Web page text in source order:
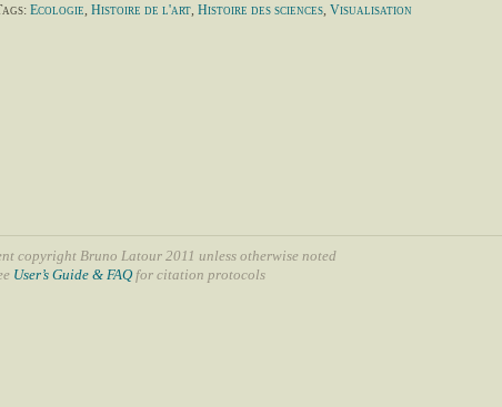
Ecologie, Histoire de l'art, Histoire des sciences, Visualisation
copyright Bruno Latour 2011 unless otherwise noted
User’s Guide & FAQfor citation protocols